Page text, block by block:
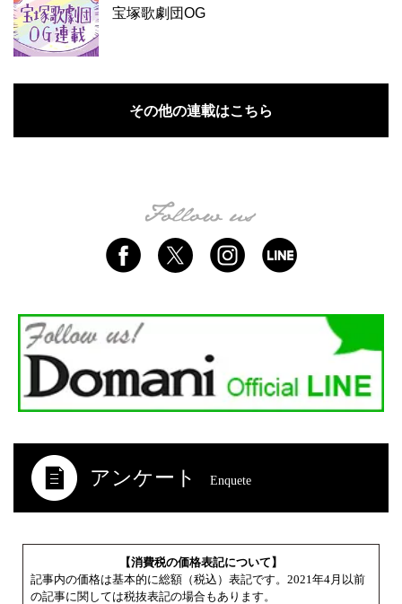
宝塚歌劇団OG
その他の連載はこちら
アンケート Enquete
【消費税の価格表記について】
記事内の価格は基本的に総額（税込）表記です。2021年4月以前
の記事に関しては税抜表記の場合もあります。